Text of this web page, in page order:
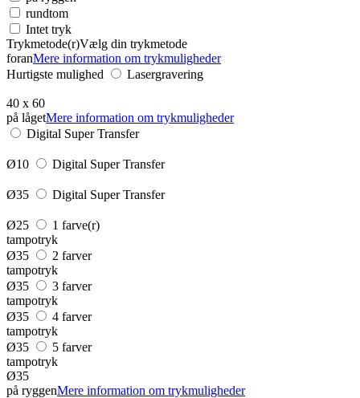
rundtom
Intet tryk
Trykmetode(r)Vælg din trykmetode
foranMere information om trykmuligheder
Hurtigste mulighed
Lasergravering
40 x 60
på lågetMere information om trykmuligheder
Digital Super Transfer
Ø10 Digital Super Transfer
Ø35 Digital Super Transfer
Ø25
1 farve(r)
tampotryk
Ø35
2 farver
tampotryk
Ø35
3 farver
tampotryk
Ø35
4 farver
tampotryk
Ø35
5 farver
tampotryk
Ø35
på ryggenMere information om trykmuligheder